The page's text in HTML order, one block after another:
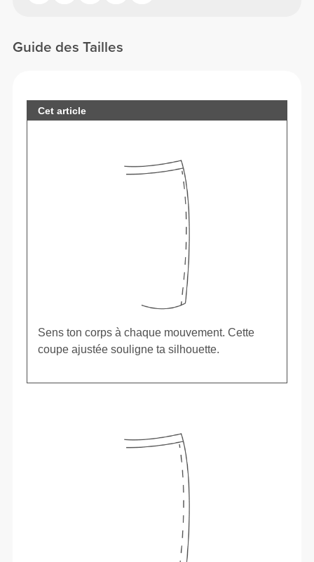
Guide des Tailles
Cet article
Sens ton corps à chaque mouvement. Cette
coupe ajustée souligne ta silhouette.